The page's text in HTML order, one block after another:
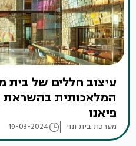
עיצוב חללים של בית
המלאכותית בהשראת
פיאנו
מערכת בית ונוי 19-03-2024